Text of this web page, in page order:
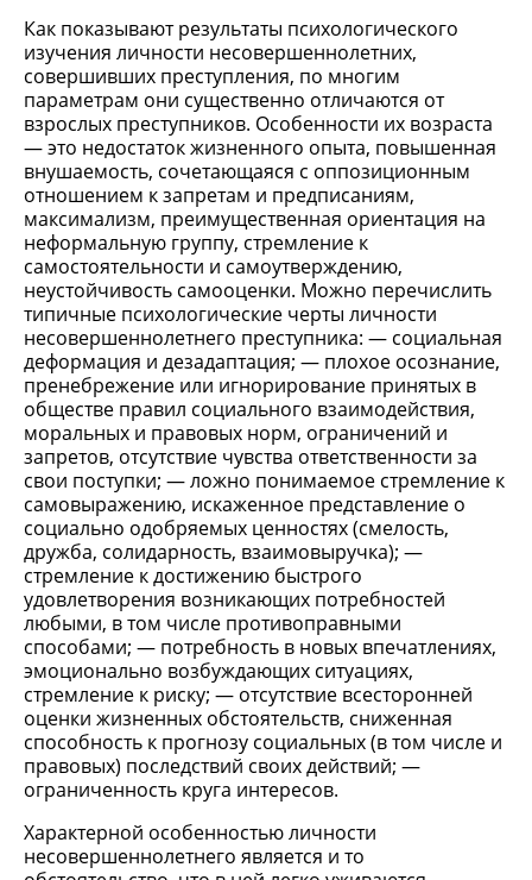
Как показывают результаты психологического
изучения личности несовершеннолетних,
совершивших преступления, по многим
параметрам они существенно отличаются от
взрослых преступников. Особенности их возраста
— это недостаток жизненного опыта, повышенная
внушаемость, сочетающаяся с оппозиционным
отношением к запретам и предписаниям,
максимализм, преимущественная ориентация на
неформальную группу, стремление к
самостоятельности и самоутверждению,
неустойчивость самооценки. Можно перечислить
типичные психологические черты личности
несовершеннолетнего преступника: — социальная
деформация и дезадаптация; — плохое осознание,
пренебрежение или игнорирование принятых в
обществе правил социального взаимодействия,
моральных и правовых норм, ограничений и
запретов, отсутствие чувства ответственности за
свои поступки; — ложно понимаемое стремление к
самовыражению, искаженное представление о
социально одобряемых ценностях (смелость,
дружба, солидарность, взаимовыручка); —
стремление к достижению быстрого
удовлетворения возникающих потребностей
любыми, в том числе противоправными
способами; — потребность в новых впечатлениях,
эмоционально возбуждающих ситуациях,
стремление к риску; — отсутствие всесторонней
оценки жизненных обстоятельств, сниженная
способность к прогнозу социальных (в том числе и
правовых) последствий своих действий; —
ограниченность круга интересов.
Характерной особенностью личности
несовершеннолетнего является и то